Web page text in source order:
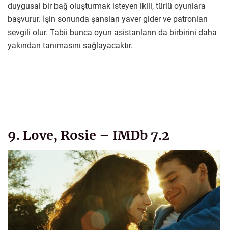
duygusal bir bağ oluşturmak isteyen ikili, türlü oyunlara
başvurur. İşin sonunda şansları yaver gider ve patronları
sevgili olur. Tabii bunca oyun asistanların da birbirini daha
yakından tanımasını sağlayacaktır.
9. Love, Rosie – IMDb 7.2